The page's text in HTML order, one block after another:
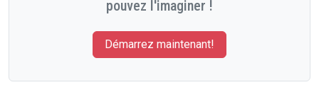
pouvez l'imaginer !
Démarrez maintenant!